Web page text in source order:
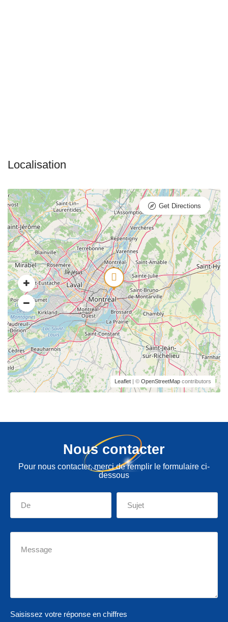
Leaflet | © OpenStreetMap contributors
Get Directions
Nous contacter
Pour nous contacter, merci de remplir le formulaire ci-
dessous
Saisissez votre réponse en chiffres